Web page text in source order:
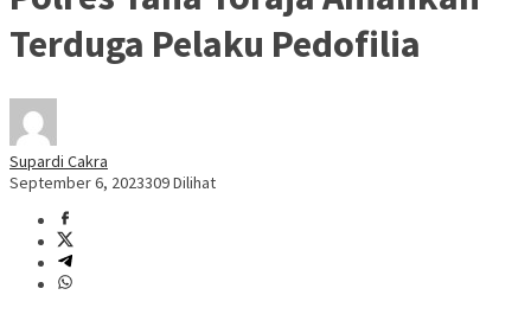
Terduga Pelaku Pedofilia
Supardi Cakra
September 6, 2023309 Dilihat